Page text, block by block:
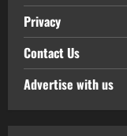
Privacy
Contact Us
Advertise with us